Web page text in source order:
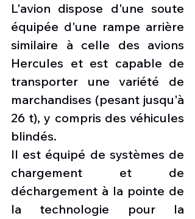
L'avion dispose d'une soute
équipée d'une rampe arrière
similaire à celle des avions
Hercules et est capable de
transporter une variété de
marchandises (pesant jusqu'à
26 t), y compris des véhicules
blindés.
Il est équipé de systèmes de
chargement et de
déchargement à la pointe de
la technologie pour la